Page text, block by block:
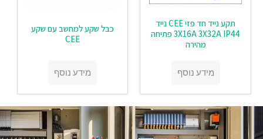
תקע נייד חד פזי CEE נייד
3X16A 3X32A IP44 פתיחה
מהירה
מידע נוסף
כבל שקע למחשב עם שקע
CEE
מידע נוסף